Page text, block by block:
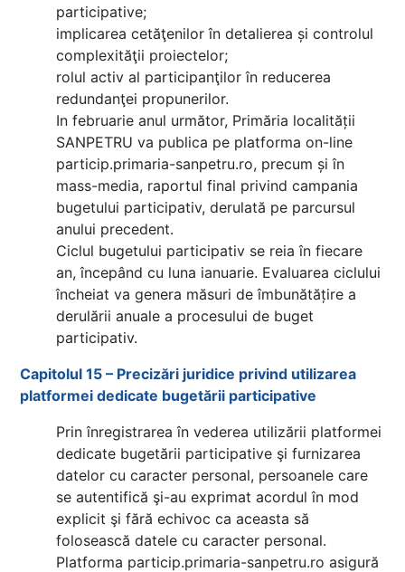
participative;
implicarea cetăţenilor în detalierea și controlul
complexităţii proiectelor;
rolul activ al participanţilor în reducerea
redundanţei propunerilor.
In februarie anul următor, Primăria localității
SANPETRU va publica pe platforma on-line
particip.primaria-sanpetru.ro, precum și în
mass-media, raportul final privind campania
bugetului participativ, derulată pe parcursul
anului precedent.
Ciclul bugetului participativ se reia în fiecare
an, începând cu luna ianuarie. Evaluarea ciclului
încheiat va genera măsuri de îmbunătățire a
derulării anuale a procesului de buget
participativ.
Capitolul 15 – Precizări juridice privind utilizarea
platformei dedicate bugetării participative
Prin înregistrarea în vederea utilizării platformei
dedicate bugetării participative şi furnizarea
datelor cu caracter personal, persoanele care
se autentifică şi-au exprimat acordul în mod
explicit şi fără echivoc ca aceasta să
folosească datele cu caracter personal.
Platforma particip.primaria-sanpetru.ro asigură